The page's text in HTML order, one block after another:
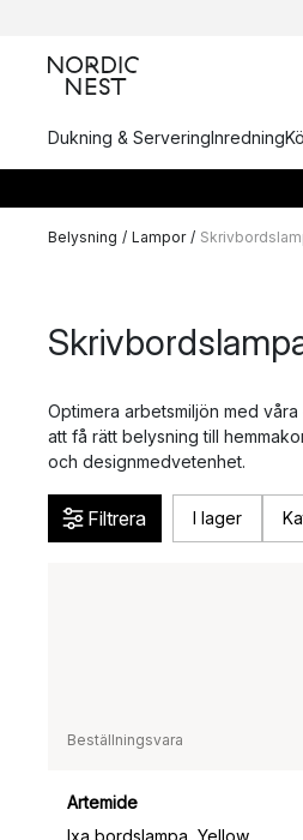
Dukning & ServeringInredning
Belysning / Lampor /
Optimera arbetsmiljön med
att få rätt belysning till
och designmedvetenhet.
Filtrera I lager
Beställningsvara
Artemide
Ixa bordslampa, Yellow